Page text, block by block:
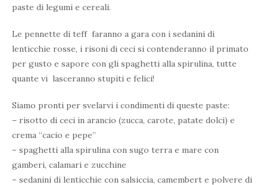
paste di legumi e cereali.
Le pennette di tefffaranno a gara con i sedanini di
lenticchie rosse, i risoni di ceci si contenderanno il primato
per gusto e sapore con gli spaghetti alla spirulina, tutte
quante vi lasceranno stupiti e felici!
Siamo pronti per svelarvi i condimenti di queste paste:
– risotto di ceci in arancio (zucca, carote, patate dolci) e
crema “cacio e pepe”
– spaghetti alla spirulina con sugo terra e mare con
gamberi, calamari e zucchine
– sedanini di lenticchie con salsiccia, camembert e polvere di